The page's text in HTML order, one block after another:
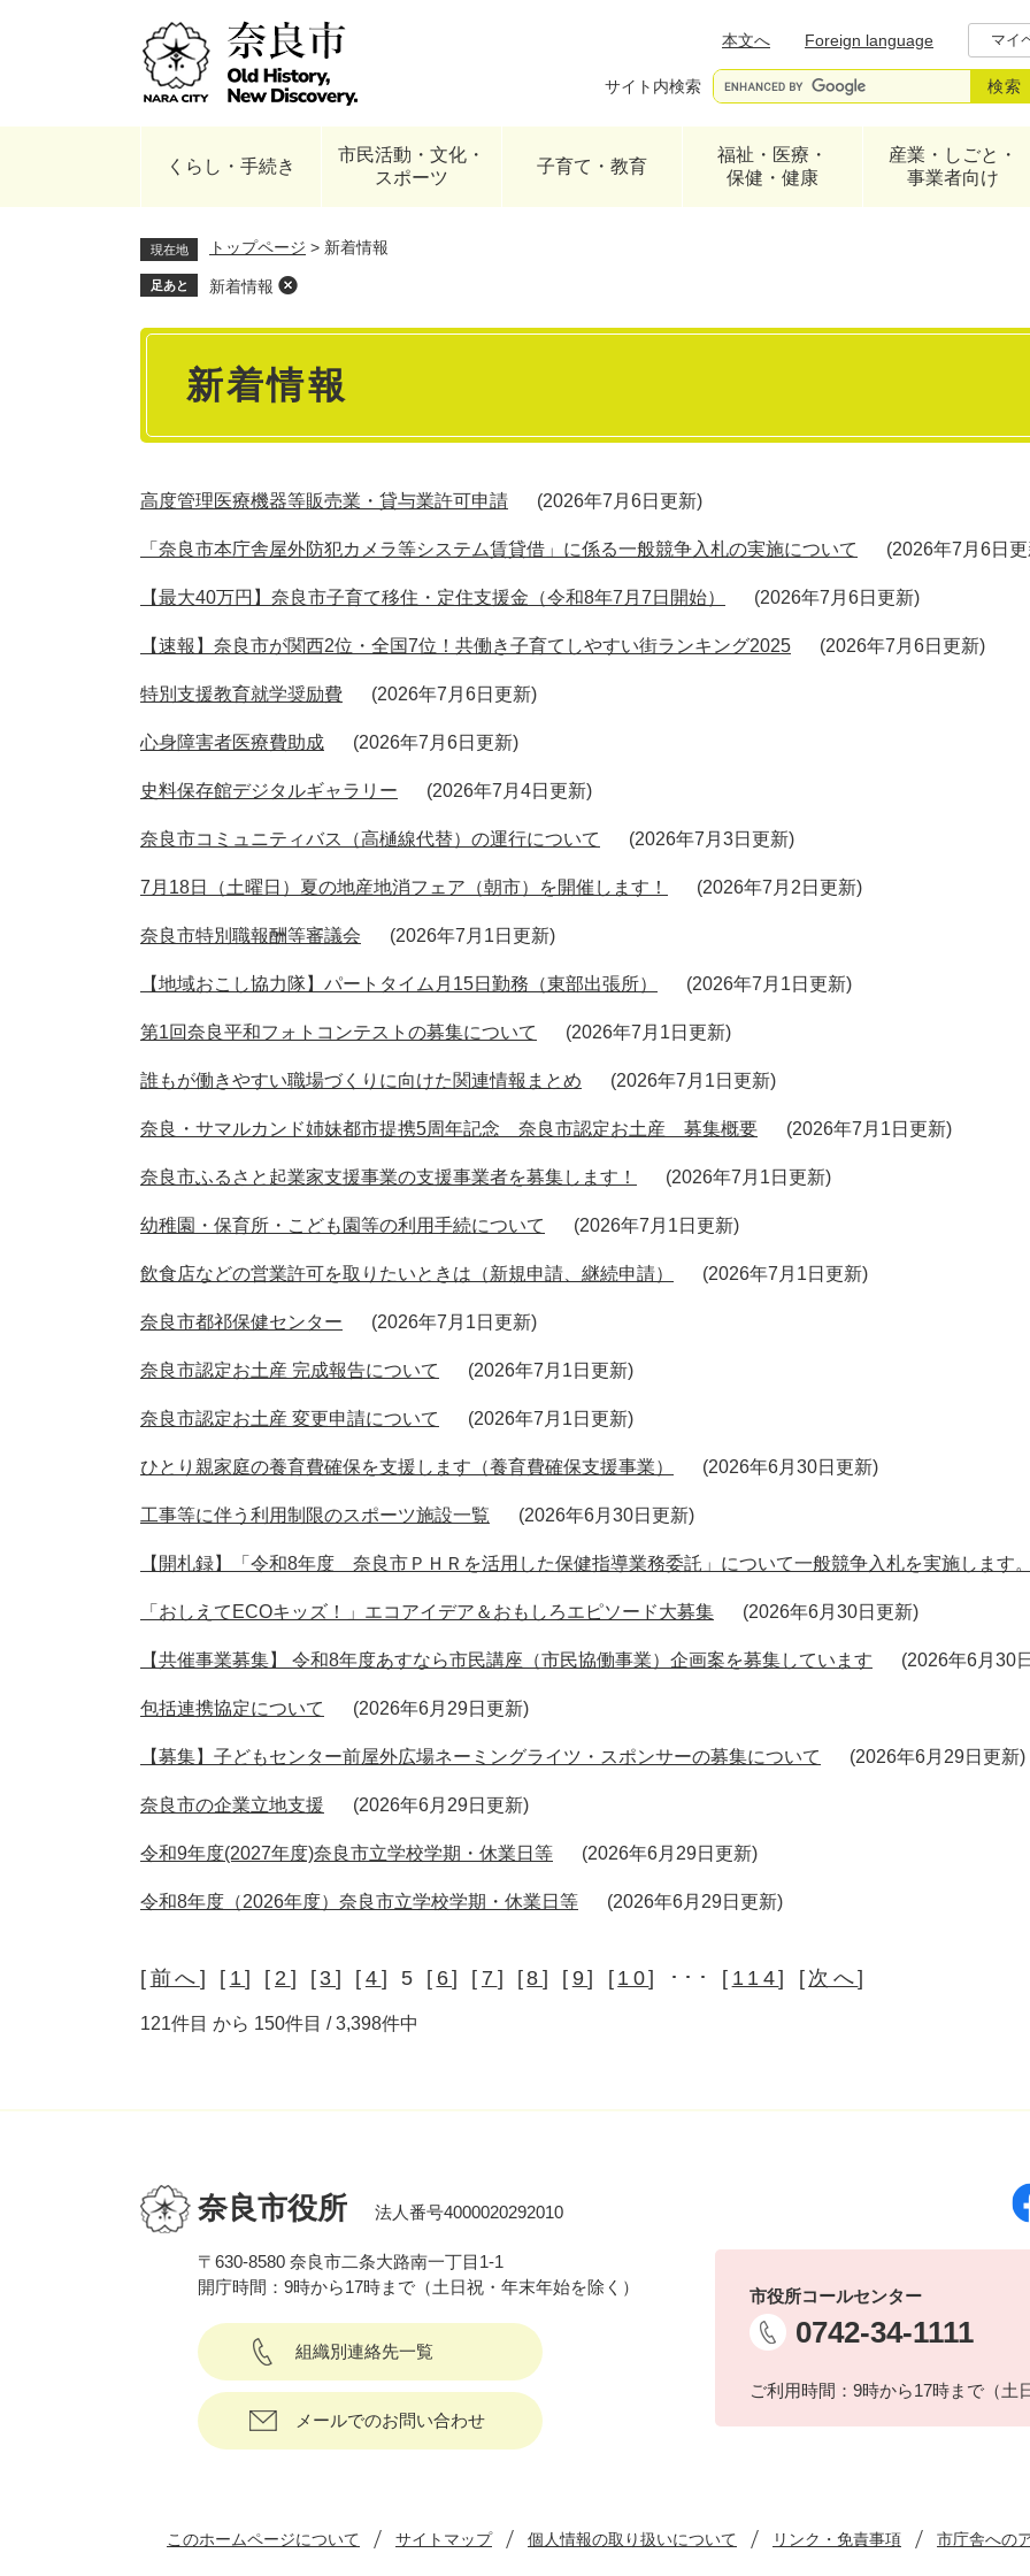
本文へ
Foreign language マイ
サイト内検索
くらし・手続き
市民活動・文化・
スポーツ
子育て・教育
福祉・医療・
保健・健康
産業・しごと・
事業者向け
現在地 トップページ > 新着情報
足あと 新着情報
本
新着情報
高度管理医療機器等販売業・貸与業許可申請 2026年7月6日更新
「奈良市本庁舎屋外防犯カメラ等システム賃貸借」に係る一般競争入札の実施について 2026年7月6日
【最大40万円】奈良市子育て移住・定住支援金（令和8年7月7日開始） 2026年7月6日更新
【速報】奈良市が関西2位・全国7位！共働き子育てしやすい街ランキング2025 2026年7月6日更新
特別支援教育就学奨励費 2026年7月6日更新
心身障害者医療費助成 2026年7月6日更新
史料保存館デジタルギャラリー 2026年7月4日更新
奈良市コミュニティバス（高樋線代替）の運行について 2026年7月3日更新
7月18日（土曜日）夏の地産地消フェア（朝市）を開催します！ 2026年7月2日更新
奈良市特別職報酬等審議会 2026年7月1日更新
【地域おこし協力隊】パートタイム月15日勤務（東部出張所） 2026年7月1日更新
第1回奈良平和フォトコンテストの募集について 2026年7月1日更新
誰もが働きやすい職場づくりに向けた関連情報まとめ 2026年7月1日更新
奈良・サマルカンド姉妹都市提携5周年記念 奈良市認定お土産 募集概要 2026年7月1日更新
奈良市ふるさと起業家支援事業の支援事業者を募集します！ 2026年7月1日更新
幼稚園・保育所・こども園等の利用手続について 2026年7月1日更新
飲食店などの営業許可を取りたいときは（新規申請、継続申請） 2026年7月1日更新
奈良市都祁保健センター 2026年7月1日更新
奈良市認定お土産 完成報告について 2026年7月1日更新
奈良市認定お土産 変更申請について 2026年7月1日更新
ひとり親家庭の養育費確保を支援します（養育費確保支援事業） 2026年6月30日更新
工事等に伴う利用制限のスポーツ施設一覧 2026年6月30日更新
【開札録】「令和8年度 奈良市ＰＨＲを活用した保健指導業務委託」について一般競争入札を実施します
「おしえてECOキッズ！」エコアイデア＆おもしろエピソード大募集 2026年6月30日更新
【共催事業募集】 令和8年度あすなら市民講座（市民協働事業）企画案を募集しています 2026年6月30
包括連携協定について 2026年6月29日更新
【募集】子どもセンター前屋外広場ネーミングライツ・スポンサーの募集について 2026年6月29日更新
奈良市の企業立地支援 2026年6月29日更新
令和9年度(2027年度)奈良市立学校学期・休業日等 2026年6月29日更新
令和8年度（2026年度）奈良市立学校学期・休業日等 2026年6月29日更新
[ 前へ ] [ 1] [ 2 ] [ 3] [ 4 ] 5 [ 6] [ 7 ] [8 ] [ 9] [ 10] ･･･ [ 114] [ 次へ]
121件目 から 150件目 / 3,398件中
奈良市役所 法人番号4000020292010
〒630-8580 奈良市二条大路南一丁目1-1
開庁時間：9時から17時まで（土日祝・年末年始を除く）
組織別連絡先一覧
メールでのお問い合わせ
市役所コールセンター
0742-34-1111
ご利用時間：9時から17時まで（土
このホームページについて サイトマップ 個人情報の取り扱いについて リンク・免責事項 市庁舎への